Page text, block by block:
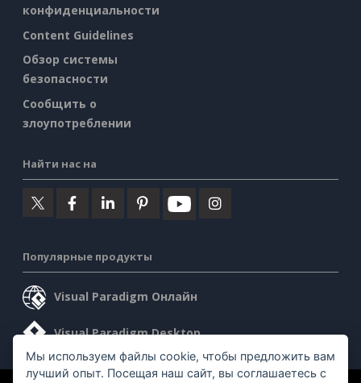
конфиденциальности
Content Guidelines
Обзор системы
безопасности
Сообщить о
злоупотреблении
Найти нас на
Популярные продукты
Visual Paradigm Онлайн
Visual Paradigm Desktop
Мы используем файлы cookie, чтобы предложить вам
лучший опыт. Посещая наш сайт, вы соглашаетесь с